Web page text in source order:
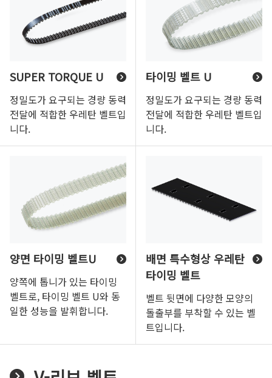
SUPER TORQUE U
정밀도가 요구되는 경량 동력
전달에 적합한 우레탄 벨트입
니다.
타이밍 벨트 U
정밀도가 요구되는 경량 동력
전달에 적합한 우레탄 벨트입
니다.
양면 타이밍 벨트U
양쪽에 톱니가 있는 타이밍
벨트로, 타이밍 벨트 U와 동
일한 성능을 발휘합니다.
배면 특수형상 우레탄
타이밍 벨트
벨트 뒷면에 다양한 모양의
돌출부를 부착할 수 있는 벨
트입니다.